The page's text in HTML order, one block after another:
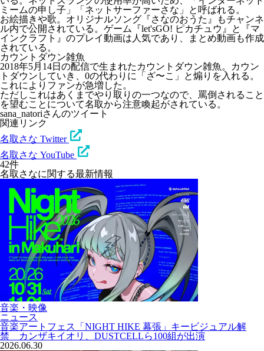
ミームの申し子 」「 ネットサーファーさな 」と呼ばれる。
お絵描きや歌。オリジナルソング『さなのおうた』もチャンネ
ル内で公開されている。ゲーム『let'sGO! ピカチュウ』と『マ
インクラフト』のプレイ動画は人気であり、まとめ動画も作成
されている。
カウントダウン雑魚
2018年5月14日の配信で生まれたカウントダウン雑魚。カウン
トダウンしていき、0の代わりに「ざ〜こ」と煽りを入れる。
これによりファンが急増した。
ただしこれはあくまでやり取りの一つなので、罵倒されること
を望むことについて名取から注意喚起がされている。
sana_natoriさんのツイート
関連リンク
名取さな Twitter
名取さな YouTube
42件
名取さなに関する最新情報
音楽・映像
ニュース
音楽アートフェス「NIGHT HIKE 幕張」キービジュアル解
禁 カンザキイオリ、DUSTCELLら100組が出演
2026.06.30